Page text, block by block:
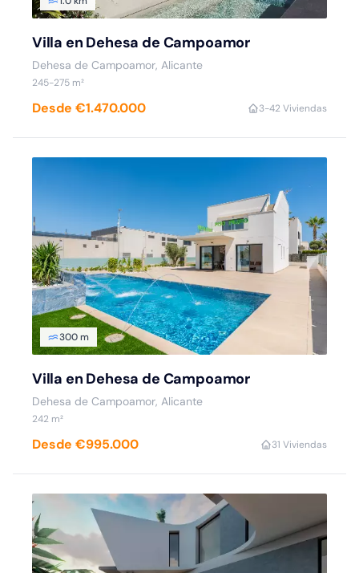
Villa en Dehesa de Campoamor
Dehesa de Campoamor, Alicante
245-275 m²
Desde €1.470.000 3-42 Viviendas
300 m
Villa en Dehesa de Campoamor
Dehesa de Campoamor, Alicante
242 m²
Desde €995.000 31 Viviendas